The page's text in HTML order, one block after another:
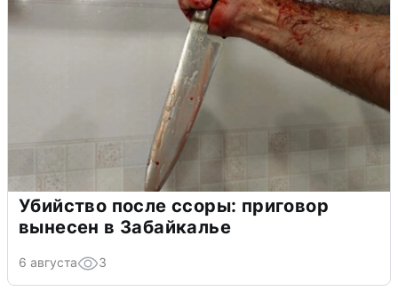
Убийство после ссоры: приговор
вынесен в Забайкалье
6 августа 3